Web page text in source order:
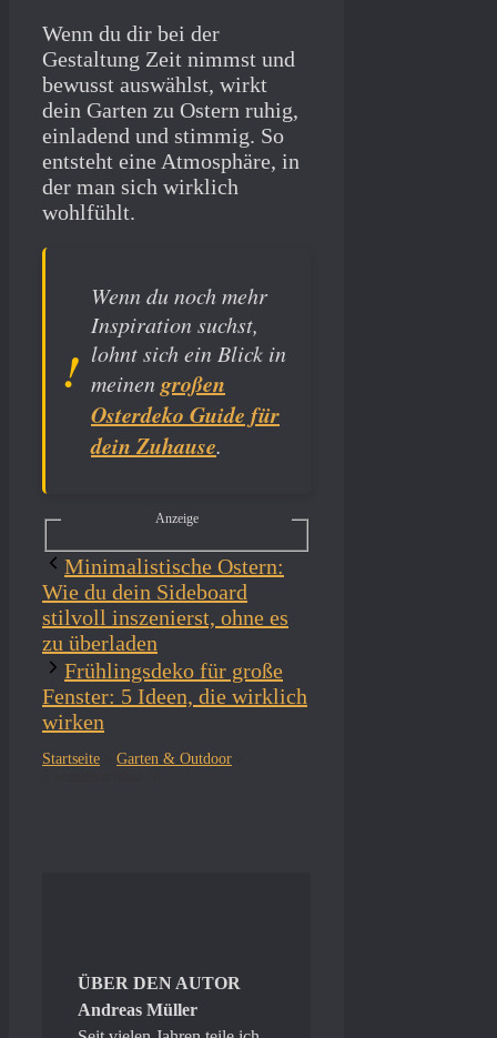
Wenn du dir bei der
Gestaltung Zeit nimmst und
bewusst auswählst, wirkt
dein Garten zu Ostern ruhig,
einladend und stimmig. So
entsteht eine Atmosphäre, in
der man sich wirklich
wohlfühlt.
Wenn du noch mehr
Inspiration suchst,
lohnt sich ein Blick in
meinengroßen
Osterdeko Guide für
dein Zuhause.
Anzeige
Minimalistische Ostern:
Wie du dein Sideboard
stilvoll inszenierst, ohne es
zu überladen
Frühlingsdeko für große
Fenster: 5 Ideen, die wirklich
wirken
Startseite Garten & Outdoor
ÜBER DEN AUTOR
Andreas Müller